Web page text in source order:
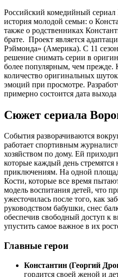
Российский комедийный
история молодой семьи: о
также о родственниках
брате. Проект является
Рэймонда» (Америка). С 11
решение снимать серии в
более популярным, чем
количество оригинальных
эмоций при просмотре.
примерно состоится дата
Сюжет сериала
События разворачиваются
работает спортивным
хозяйством по дому. Ей
которые каждый день стремятся
приключениям. На одной
Кости, которые все время
модель воспитания детей, что
ужесточилась после того, как
руководством бабушки, снес
обеспечив свободный доступ к
упустить самое важное в их
Главные герои
Константин (Георгий
гордится своей женой и